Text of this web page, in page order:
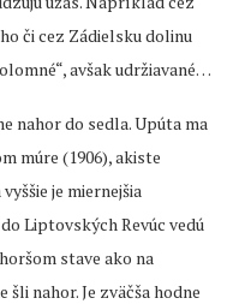
či cez Zádielsku dolinu
avšak udržiavané…
nahor do sedla. Upúta ma
múre (1906), akiste
je miernejšia
Liptovských Revúc vedú
stave ako na
nahor. Je zväčša hodne